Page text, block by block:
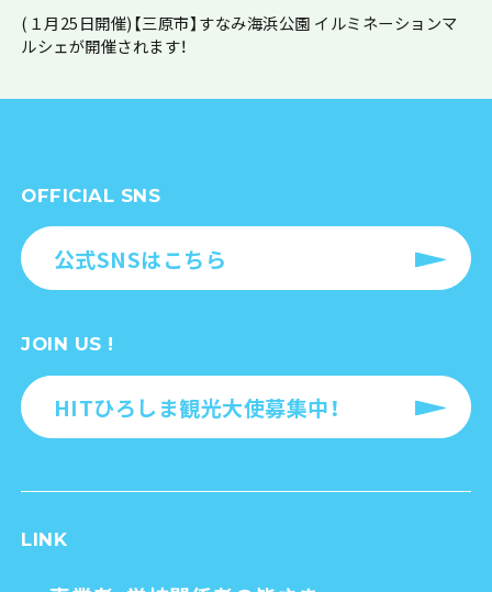
(１月25日開催)【三原市】すなみ海浜公園 イルミネーションマ
ルシェが開催されます！
OFFICIAL SNS
公式SNSはこちら
JOIN US !
HITひろしま観光大使募集中！
LINK